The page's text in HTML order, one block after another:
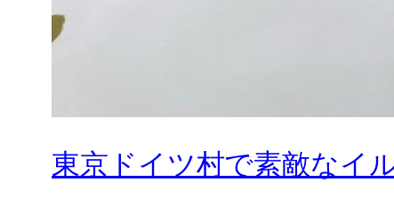
東京ドイツ村で素敵なイ